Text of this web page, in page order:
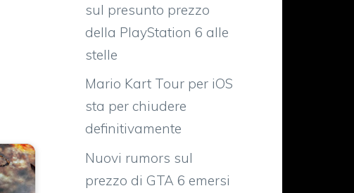
sul presunto prezzo
della PlayStation 6 alle
stelle
Mario Kart Tour per iOS
sta per chiudere
definitivamente
Nuovi rumors sul
prezzo di GTA 6 emersi